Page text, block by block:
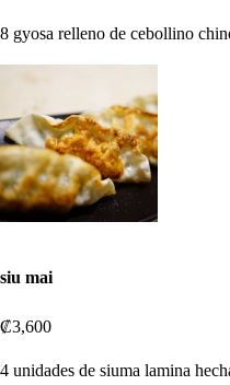
8 gyosa relleno de cebollino
siu mai
₡3,600
4 unidades de siuma lamina